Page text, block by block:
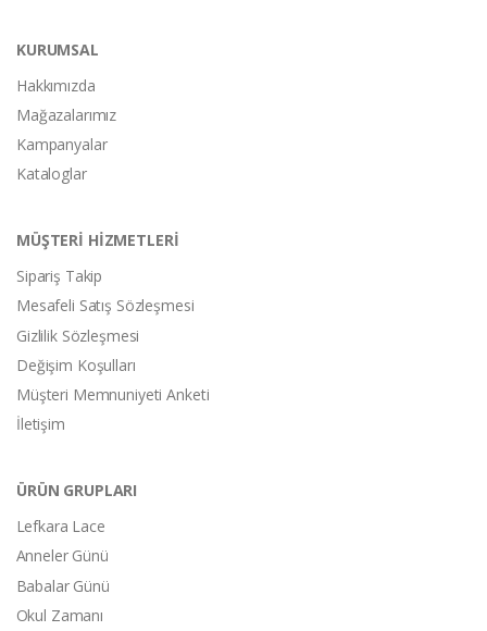
KURUMSAL
Hakkımızda
Mağazalarımız
Kampanyalar
Kataloglar
MÜŞTERİ HİZMETLERİ
Sipariş Takip
Mesafeli Satış Sözleşmesi
Gizlilik Sözleşmesi
Değişim Koşulları
Müşteri Memnuniyeti Anketi
İletişim
ÜRÜN GRUPLARI
Lefkara Lace
Anneler Günü
Babalar Günü
Okul Zamanı